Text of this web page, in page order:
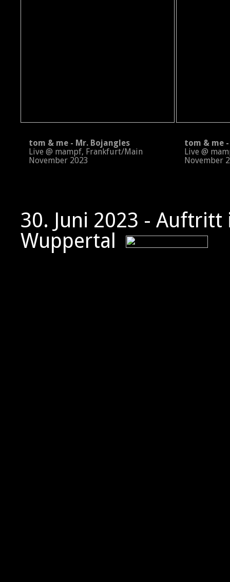
tom & me - Mr. Bojangles
Live @ mampf, Frankfurt/Main
November 2023
tom & me -
Live @
November
30. Juni 2023 -
Wuppertal